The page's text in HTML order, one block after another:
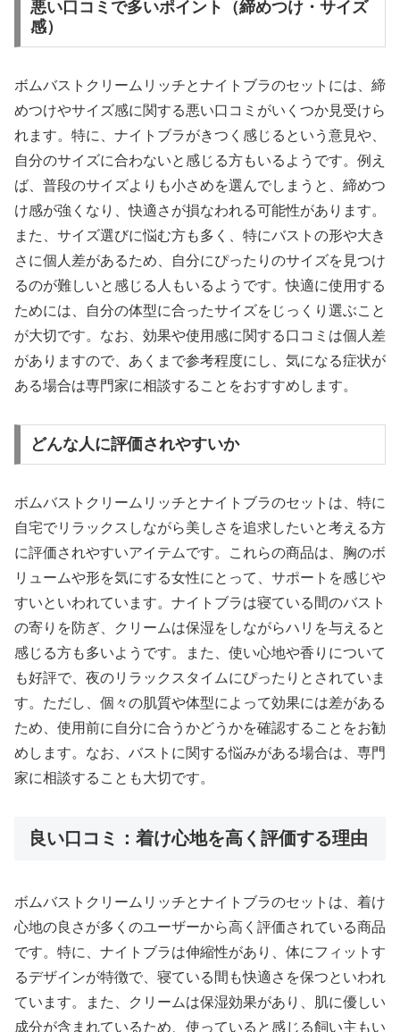
悪い口コミで多いポイント（締めつけ・サイズ
感）
ボムバストクリームリッチとナイトブラのセットには、締
めつけやサイズ感に関する悪い口コミがいくつか見受けら
れます。特に、ナイトブラがきつく感じるという意見や、
自分のサイズに合わないと感じる方もいるようです。例え
ば、普段のサイズよりも小さめを選んでしまうと、締めつ
け感が強くなり、快適さが損なわれる可能性があります。
また、サイズ選びに悩む方も多く、特にバストの形や大き
さに個人差があるため、自分にぴったりのサイズを見つけ
るのが難しいと感じる人もいるようです。快適に使用する
ためには、自分の体型に合ったサイズをじっくり選ぶこと
が大切です。なお、効果や使用感に関する口コミは個人差
がありますので、あくまで参考程度にし、気になる症状が
ある場合は専門家に相談することをおすすめします。
どんな人に評価されやすいか
ボムバストクリームリッチとナイトブラのセットは、特に
自宅でリラックスしながら美しさを追求したいと考える方
に評価されやすいアイテムです。これらの商品は、胸のボ
リュームや形を気にする女性にとって、サポートを感じや
すいといわれています。ナイトブラは寝ている間のバスト
の寄りを防ぎ、クリームは保湿をしながらハリを与えると
感じる方も多いようです。また、使い心地や香りについて
も好評で、夜のリラックスタイムにぴったりとされていま
す。ただし、個々の肌質や体型によって効果には差がある
ため、使用前に自分に合うかどうかを確認することをお勧
めします。なお、バストに関する悩みがある場合は、専門
家に相談することも大切です。
良い口コミ：着け心地を高く評価する理由
ボムバストクリームリッチとナイトブラのセットは、着け
心地の良さが多くのユーザーから高く評価されている商品
です。特に、ナイトブラは伸縮性があり、体にフィットす
るデザインが特徴で、寝ている間も快適さを保つといわれ
ています。また、クリームは保湿効果があり、肌に優しい
成分が含まれているため、使っていると感じる飼い主もい